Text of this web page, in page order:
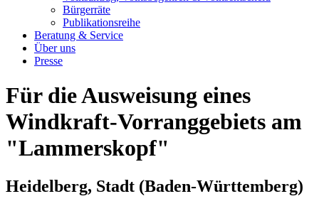
Bürgerräte
Publikationsreihe
Beratung & Service
Über uns
Presse
Für die Ausweisung eines
Windkraft-Vorranggebiets am
"Lammerskopf"
Heidelberg, Stadt (Baden-Württemberg)